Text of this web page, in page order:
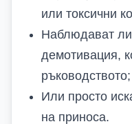
или токсични
Наблюдават
демотивация,
ръководството;
Или просто
на приноса.